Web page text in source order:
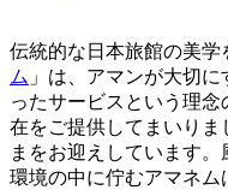
伝統的な日本旅館の美学
ム 」は、アマンが大切
ったサービスという理
在をご提供してまいりま
まをお迎えしています
環境の中に佇むアマネム